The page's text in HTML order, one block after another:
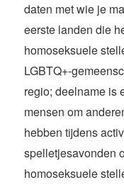
daten met wie je
eerste landen die
homoseksuele
LGBTQ+-
regio; deelname is
mensen om
hebben tijdens
spelletjesavonden
homoseksuele